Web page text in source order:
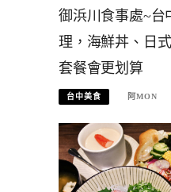
御浜川食事處~台
理，海鮮丼、日
套餐會更划算
台中美食 阿MON